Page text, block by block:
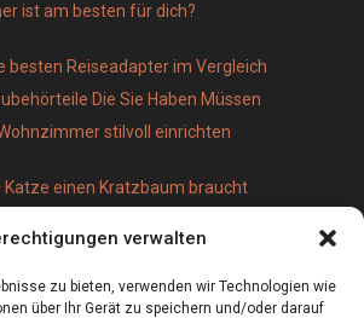
verwalten
zu bieten, verwenden wir Technologien wie
über Ihr Gerät zu speichern und/oder darauf
ist am besten für dich?
besten Reiseadapter im Vergleich
Die Sie Haben Müssen
stilvoll einrichten
Katze einen Kratzbaum braucht